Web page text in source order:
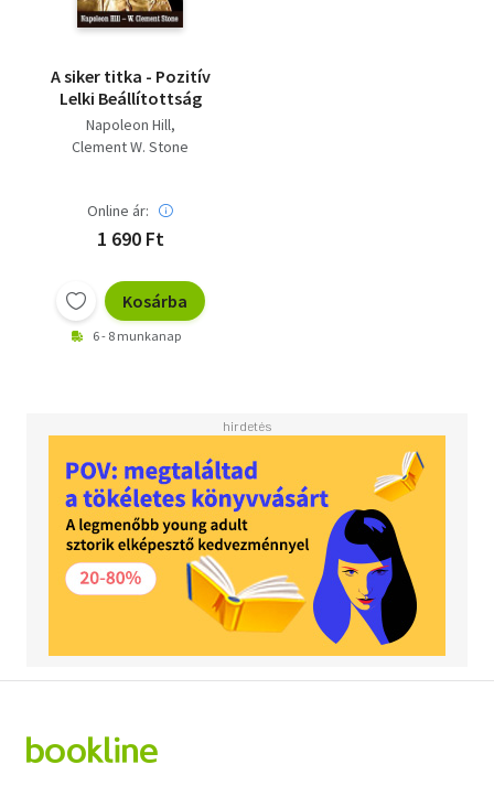
A siker titka - Pozitív
Lelki Beállítottság
Napoleon Hill
Clement W. Stone
Online ár:
1 690 Ft
Kosárba
6 - 8 munkanap